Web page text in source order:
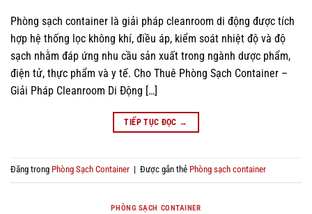
Phòng sạch container là giải pháp cleanroom di động được tích
hợp hệ thống lọc không khí, điều áp, kiểm soát nhiệt độ và độ
sạch nhằm đáp ứng nhu cầu sản xuất trong ngành dược phẩm,
điện tử, thực phẩm và y tế. Cho Thuê Phòng Sạch Container –
Giải Pháp Cleanroom Di Động […]
TIẾP TỤC ĐỌC →
Đăng trong Phòng Sạch Container | Được gắn thẻ Phòng sạch container
PHÒNG SẠCH CONTAINER